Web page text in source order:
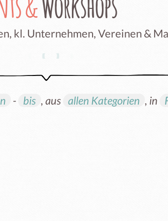
kl. Unternehmen, Vereinen &
- bis , aus allen Kategorien , in